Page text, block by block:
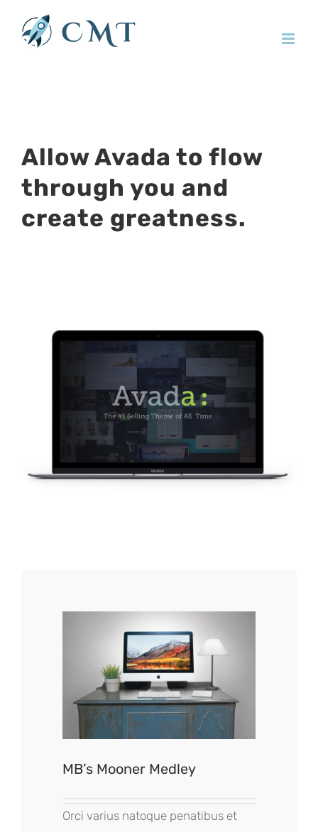
Allow Avada to flow
through you and
create greatness.
MB’s Mooner Medley
Orci varius natoque penatibus et